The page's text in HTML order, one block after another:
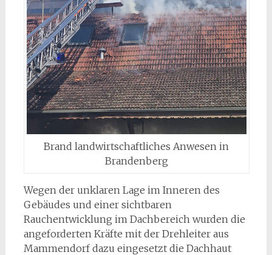
Brand landwirtschaftliches Anwesen in
Brandenberg
Wegen der unklaren Lage im Inneren des
Gebäudes und einer sichtbaren
Rauchentwicklung im Dachbereich wurden die
angeforderten Kräfte mit der Drehleiter aus
Mammendorf dazu eingesetzt die Dachhaut